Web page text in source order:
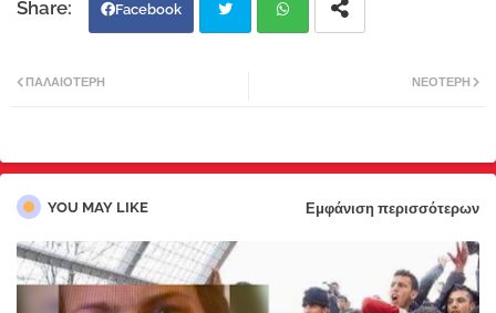
Facebook
pp
ΝΕΌΤΕΡΗ
ΠΑΛΑΙΌΤΕΡΗ
YOU MAY LIKE Εμφάνιση περισσότερων